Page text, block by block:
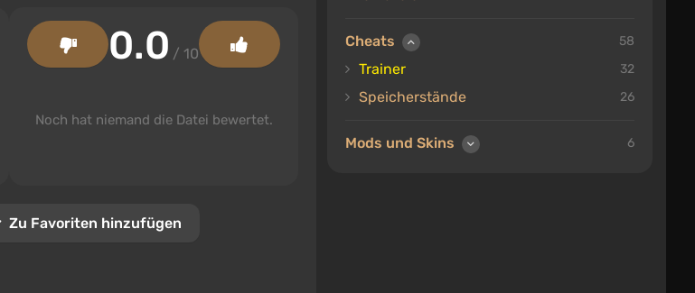
Cheats 58
Trainer 32
Speicherstände 26
Mods und Skins 6
0.0 / 10
Noch hat niemand die Datei bewertet.
Zu Favoriten hinzufügen